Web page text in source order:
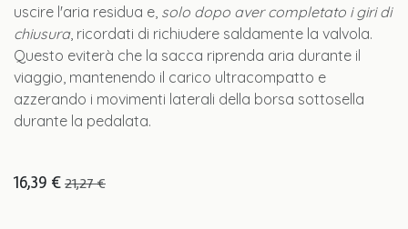
uscire l'aria residua e, solo dopo aver completato i giri di
chiusura, ricordati di richiudere saldamente la valvola.
Questo eviterà che la sacca riprenda aria durante il
viaggio, mantenendo il carico ultracompatto e
azzerando i movimenti laterali della borsa sottosella
durante la pedalata.
16,39 € 21,27€